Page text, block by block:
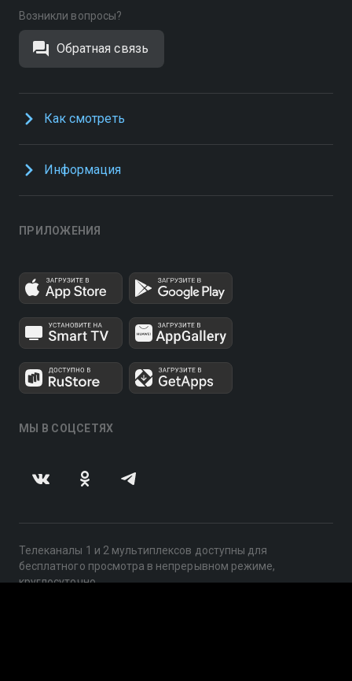
Возникли вопросы?
Обратная связь
Как смотреть
Информация
ПРИЛОЖЕНИЯ
МЫ В СОЦСЕТЯХ
Телеканалы 1 и 2 мультиплексов доступны для
бесплатного просмотра в непрерывном режиме,
круглосуточно.